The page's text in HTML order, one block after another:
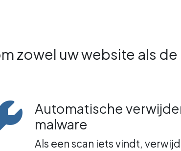
zowel uw website als
Automatische
malware
Als een scan iets vindt,